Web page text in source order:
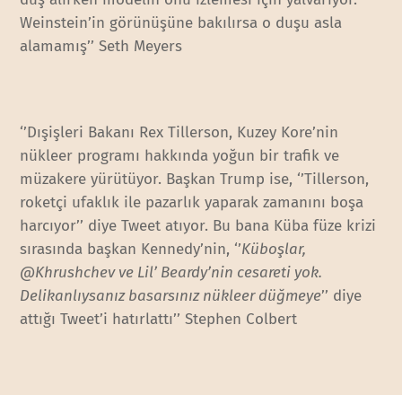
Weinstein’in görünüşüne bakılırsa o duşu asla
alamamış’’ Seth Meyers
‘’Dışişleri Bakanı Rex Tillerson, Kuzey Kore’nin
nükleer programı hakkında yoğun bir trafik ve
müzakere yürütüyor. Başkan Trump ise, ‘’Tillerson,
roketçi ufaklık ile pazarlık yaparak zamanını boşa
harcıyor’’ diye Tweet atıyor. Bu bana Küba füze krizi
sırasında başkan Kennedy’nin, ‘’Küboşlar,
@Khrushchev ve Lil’ Beardy’nin cesareti yok.
Delikanlıysanız basarsınız nükleer düğmeye’’ diye
attığı Tweet’i hatırlattı’’ Stephen Colbert